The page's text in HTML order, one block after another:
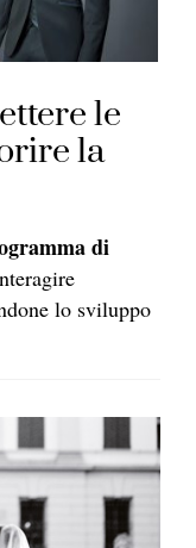
le
la
di
lo sviluppo